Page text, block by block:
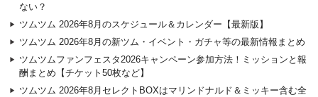
ない？
ツムツム 2026年8月のスケジュール＆カレンダー【最新版】
ツムツム 2026年8月の新ツム・イベント・ガチャ等の最新情報まとめ
ツムツムファンフェスタ2026キャンペーン参加方法！ミッションと報
酬まとめ【チケット50枚など】
ツムツム 2026年8月セレクトBOXはマリンドナルド＆ミッキー含む全